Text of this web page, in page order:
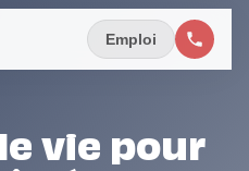
Emploi
vie pour